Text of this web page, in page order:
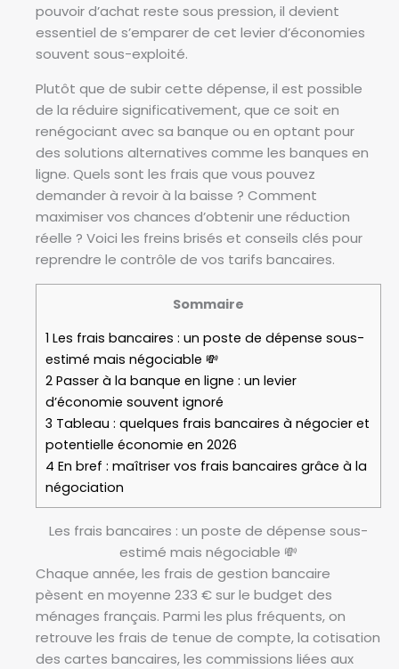
pouvoir d’achat reste sous pression, il devient
essentiel de s’emparer de cet levier d’économies
souvent sous-exploité.
Plutôt que de subir cette dépense, il est possible
de la réduire significativement, que ce soit en
renégociant avec sa banque ou en optant pour
des solutions alternatives comme les banques en
ligne. Quels sont les frais que vous pouvez
demander à revoir à la baisse ? Comment
maximiser vos chances d’obtenir une réduction
réelle ? Voici les freins brisés et conseils clés pour
reprendre le contrôle de vos tarifs bancaires.
Sommaire
1 Les frais bancaires : un poste de dépense sous-
estimé mais négociable 💸
2 Passer à la banque en ligne : un levier
d’économie souvent ignoré
3 Tableau : quelques frais bancaires à négocier et
potentielle économie en 2026
4 En bref : maîtriser vos frais bancaires grâce à la
négociation
Les frais bancaires : un poste de dépense sous-
estimé mais négociable 💸
Chaque année, les frais de gestion bancaire
pèsent en moyenne 233 € sur le budget des
ménages français. Parmi les plus fréquents, on
retrouve les frais de tenue de compte, la cotisation
des cartes bancaires, les commissions liées aux